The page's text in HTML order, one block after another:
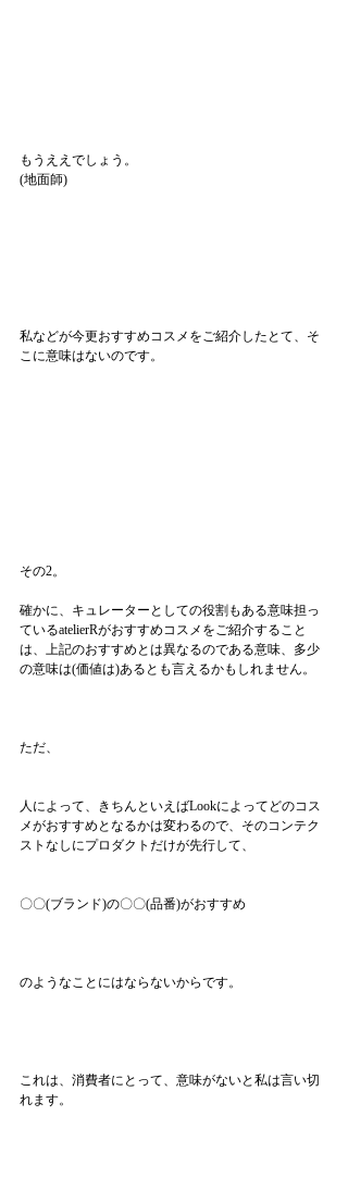
もうええでしょう。
(地面師)
私などが今更おすすめコスメをご紹介したとて、そ
こに意味はないのです。
その2。
確かに、キュレーターとしての役割もある意味担っ
ているatelierRがおすすめコスメをご紹介すること
は、上記のおすすめとは異なるのである意味、多少
の意味は(価値は)あるとも言えるかもしれません。
ただ、
人によって、きちんといえばLookによってどのコス
メがおすすめとなるかは変わるので、そのコンテク
ストなしにプロダクトだけが先行して、
〇〇(ブランド)の〇〇(品番)がおすすめ
のようなことにはならないからです。
これは、消費者にとって、意味がないと私は言い切
れます。